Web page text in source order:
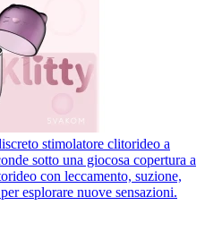
stimolatore clitorideo a
sotto una giocosa copertura a
con leccamento, suzione,
esplorare nuove sensazioni.